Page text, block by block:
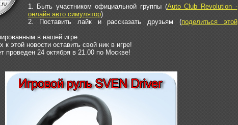
1. Быть участником официальной группы (Auto Club Revolution -
онлайн авто симулятор)
2. Поставить лайк и рассказать друзьям (поделиться этой
в нашей игре.
к этой новости оставить свой ник в игре!
проведен 24 октября в 21.00 по Москве!